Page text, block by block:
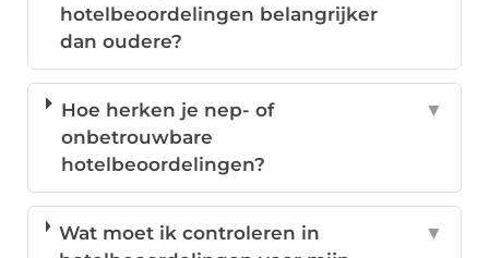
hotelbeoordelingen belangrijker
dan oudere?
Hoe herken je nep- of
onbetrouwbare
hotelbeoordelingen?
▼
Wat moet ik controleren in
▼